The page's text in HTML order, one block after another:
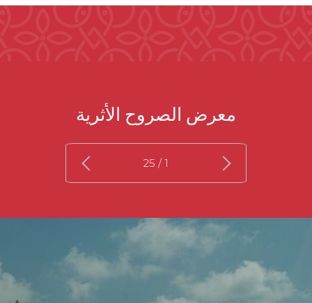
معرض الصروح الأثرية
1
/ 25